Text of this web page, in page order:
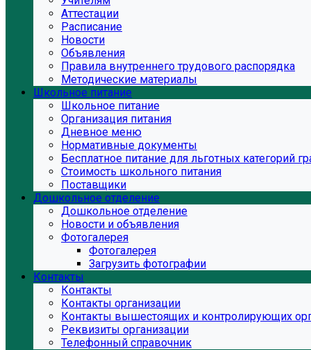
Аттестации
Расписание
Новости
Объявления
Правила внутреннего трудового распорядка
Методические материалы
Школьное питание
Школьное питание
Организация питания
Дневное меню
Нормативные документы
Бесплатное питание для льготных категорий
Стоимость школьного питания
Поставщики
Дошкольное отделение
Дошкольное отделение
Новости и объявления
Фотогалерея
Фотогалерея
Загрузить фотографии
Контакты
Контакты
Контакты организации
Контакты вышестоящих и контролирующих
Реквизиты организации
Телефонный справочник